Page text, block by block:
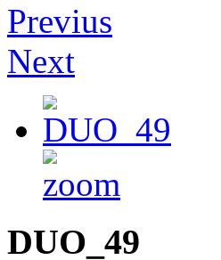
Previus
Next
DUO_49